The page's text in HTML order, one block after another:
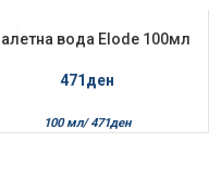
НА ЗАЛИвода Elode 100мл
471ден
100 мл/ 471ден